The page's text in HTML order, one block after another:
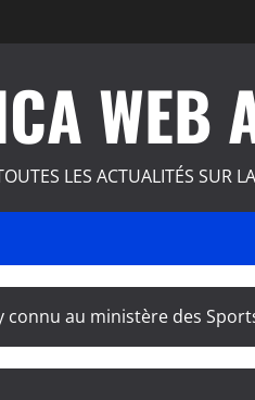
WEB
LES ACTUALITÉS SUR
connu au ministère des